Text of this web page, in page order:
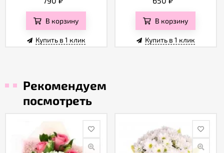
В корзину
Купить в 1 клик
В корзину
Купить в 1 клик
Рекомендуем
посмотреть